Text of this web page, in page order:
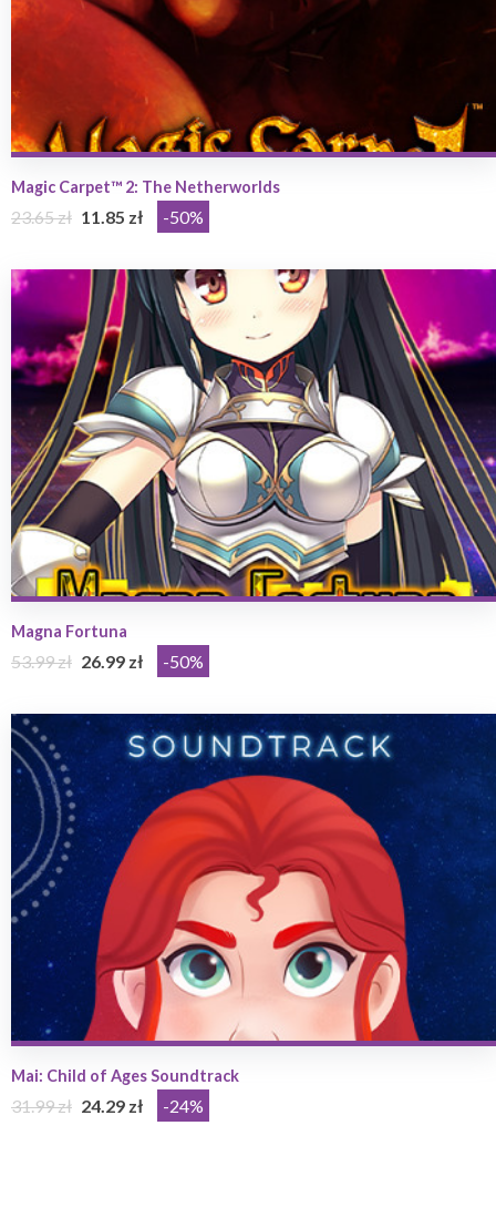
Magic Carpet™ 2: The Netherworlds
23.65 zł 11.85 zł -50%
Magna Fortuna
53.99 zł 26.99 zł -50%
Mai: Child of Ages Soundtrack
31.99 zł 24.29 zł -24%